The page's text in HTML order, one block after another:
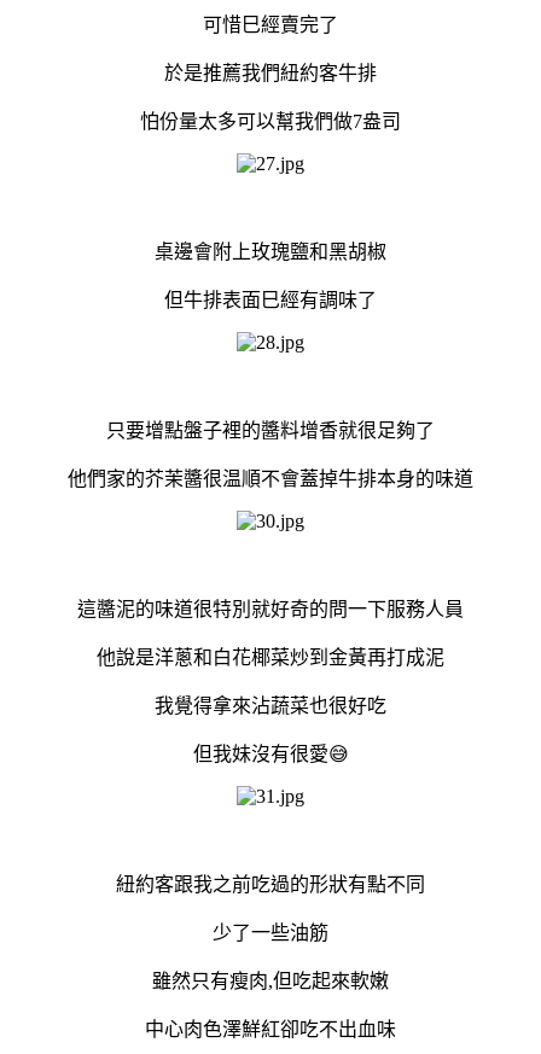
可惜巳經賣完了
於是推薦我們紐約客牛排
怕份量太多可以幫我們做7盎司
桌邊會附上玫瑰鹽和黑胡椒
但牛排表面巳經有調味了
只要增點盤子裡的醬料增香就很足夠了
他們家的芥茉醬很温順不會蓋掉牛排本身的味道
這醬泥的味道很特別就好奇的問一下服務人員
他說是洋蔥和白花椰菜炒到金黃再打成泥
我覺得拿來沾蔬菜也很好吃
但我妹沒有很愛😅
紐約客跟我之前吃過的形狀有點不同
少了一些油筋
雖然只有瘦肉,但吃起來軟嫩
中心肉色澤鮮紅卻吃不出血味